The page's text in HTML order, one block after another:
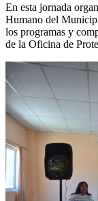
En esta jornada
Humano del
los programas y
de la Oficina de